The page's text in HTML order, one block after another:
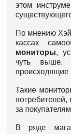
этом
По мнению
кассах
мониторы,
чуть выше,
происходящие
Такие
потребителей,
за
В ряде